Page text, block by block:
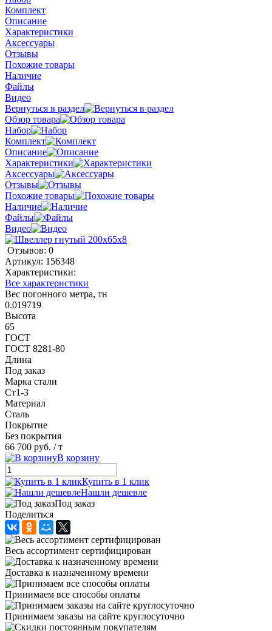
Комплект
Описание
Характеристики
Аксессуары
Отзывы
Похожие товары
Наличие
Файлы
Видео
Вернуться в раздел
Обзор товара
Набор
Комплект
Описание
Характеристики
Аксессуары
Отзывы
Похожие товары
Наличие
Файлы
Видео
Отзывов: 0
Артикул: 156348
Характеристики:
Все характеристики
Вес погонного метра, тн
0.019719
Высота
65
ГОСТ
ГОСТ 8281-80
Длина
Под заказ
Марка стали
Ст1-3
Материал
Сталь
Покрытие
Без покрытия
66 700 руб. / т
В корзину
Купить в 1 клик
Нашли дешевле
Под заказ
Поделиться
Весь ассортимент сертифицирован
Доставка к назначенному времени
Принимаем все способы оплаты
Принимаем заказы на сайте круглосуточно